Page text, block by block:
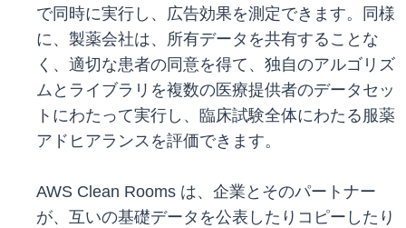
で同時に実行し、広告効果を測定できます。同様
に、製薬会社は、所有データを共有することな
く、適切な患者の同意を得て、独自のアルゴリズ
ムとライブラリを複数の医療提供者のデータセッ
トにわたって実行し、臨床試験全体にわたる服薬
アドヒアランスを評価できます。
AWS Clean Rooms は、企業とそのパートナー
が、互いの基礎データを公表したりコピーしたり